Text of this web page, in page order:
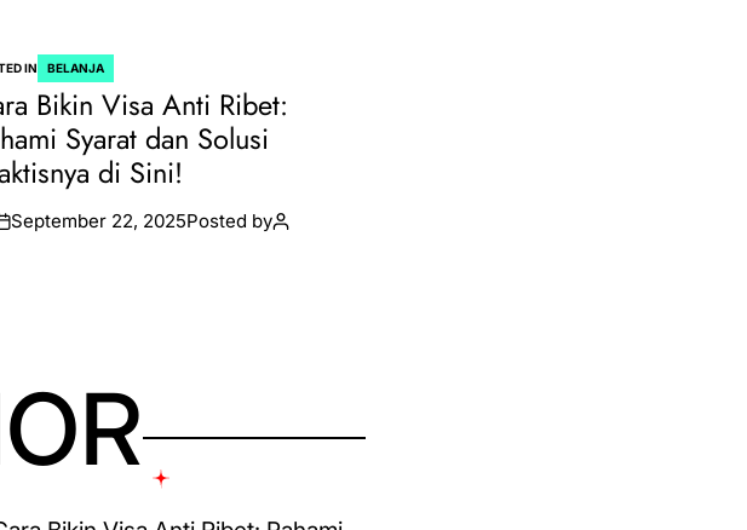
IN BELANJA
Bikin Visa Anti Ribet:
Syarat dan Solusi
di Sini!
September 22, 2025Posted by